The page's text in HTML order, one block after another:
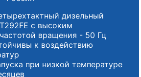
дизельный
с высоким
вращения - 50 Гц
к воздействию
при низкой температуре